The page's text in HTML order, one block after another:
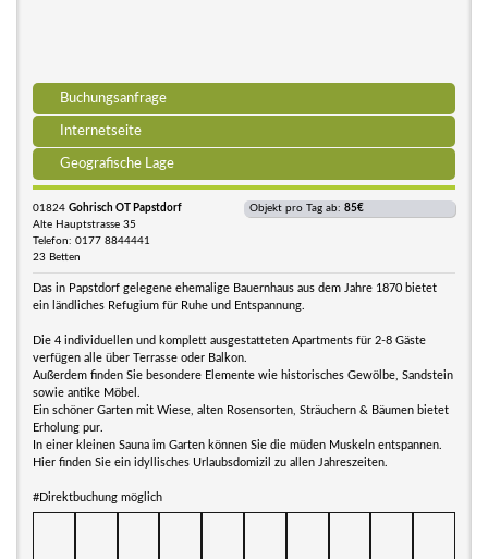
Buchungsanfrage
Internetseite
Geografische Lage
01824 Gohrisch OT Papstdorf
Alte Hauptstrasse 35
Telefon: 0177 8844441
23 Betten
Objekt pro Tag ab: 85€
Das in Papstdorf gelegene ehemalige Bauernhaus aus dem Jahre 1870 bietet
ein ländliches Refugium für Ruhe und Entspannung.
Die 4 individuellen und komplett ausgestatteten Apartments für 2-8 Gäste
verfügen alle über Terrasse oder Balkon.
Außerdem finden Sie besondere Elemente wie historisches Gewölbe, Sandstein
sowie antike Möbel.
Ein schöner Garten mit Wiese, alten Rosensorten, Sträuchern & Bäumen bietet
Erholung pur.
In einer kleinen Sauna im Garten können Sie die müden Muskeln entspannen.
Hier finden Sie ein idyllisches Urlaubsdomizil zu allen Jahreszeiten.
#Direktbuchung möglich